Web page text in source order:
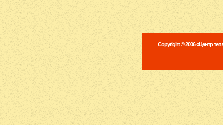
Copyright © 2006 «Центр